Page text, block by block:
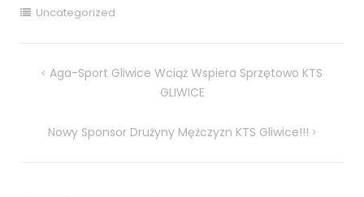
Uncategorized
Nawigacja
Aga-Sport Gliwice Wciąż Wspiera Sprzętowo KTS
GLIWICE
Nowy Sponsor Drużyny Mężczyzn KTS Gliwice!!!